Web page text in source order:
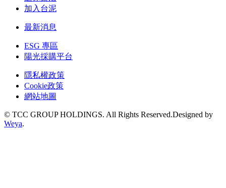
加入台泥
最新消息
ESG 專區
陽光採購平台
隱私權政策
Cookie政策
網站地圖
© TCC GROUP HOLDINGS. All Rights Reserved.Designed by
Weya.